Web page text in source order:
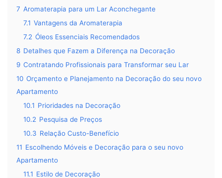
7 Aromaterapia para um Lar Aconchegante
7.1 Vantagens da Aromaterapia
7.2 Óleos Essenciais Recomendados
8 Detalhes que Fazem a Diferença na Decoração
9 Contratando Profissionais para Transformar seu Lar
10 Orçamento e Planejamento na Decoração do seu novo
Apartamento
10.1 Prioridades na Decoração
10.2 Pesquisa de Preços
10.3 Relação Custo-Benefício
11 Escolhendo Móveis e Decoração para o seu novo
Apartamento
11.1 Estilo de Decoração